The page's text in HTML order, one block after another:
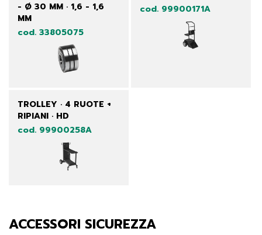
- Ø 30 MM · 1,6 - 1,6
MM
cod. 33805075
cod. 99900171A
TROLLEY · 4 RUOTE +
RIPIANI · HD
cod. 99900258A
ACCESSORI SICUREZZA